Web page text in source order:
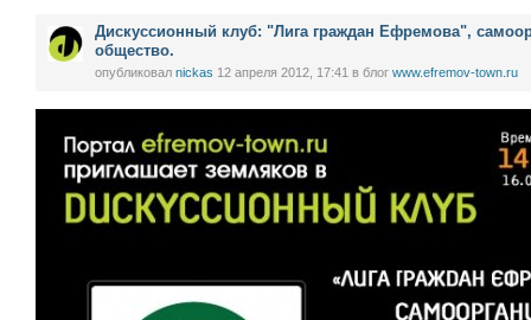
Дискуссионный клуб: "Лига граждан Ефремова",
общество.
опубликовал nickas 12 апреля 2012, 17:41 в блог www.efremov-town.ru